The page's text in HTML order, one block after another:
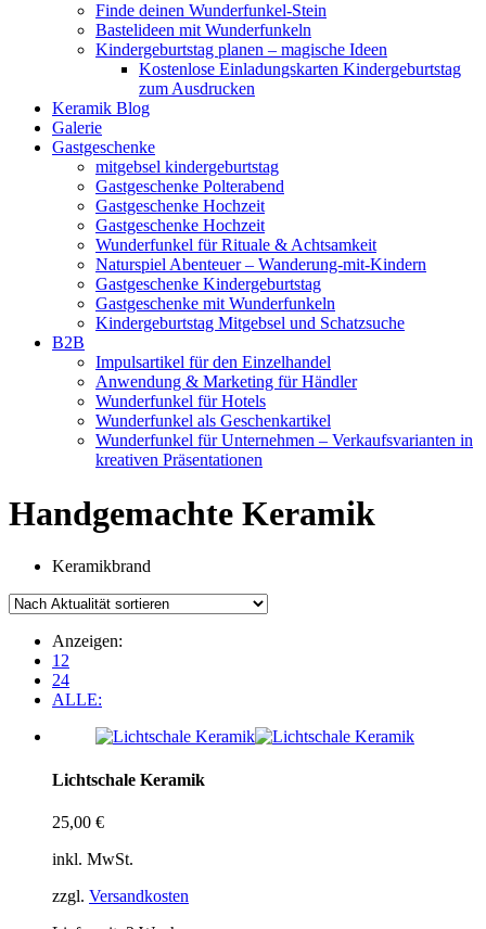
Finde deinen Wunderfunkel-Stein
Bastelideen mit Wunderfunkeln
Kindergeburtstag planen – magische Ideen
Kostenlose Einladungskarten Kindergeburtstag
zum Ausdrucken
Keramik Blog
Galerie
Gastgeschenke
mitgebsel kindergeburtstag
Gastgeschenke Polterabend
Gastgeschenke Hochzeit
Gastgeschenke Hochzeit
Wunderfunkel für Rituale & Achtsamkeit
Naturspiel Abenteuer – Wanderung-mit-Kindern
Gastgeschenke Kindergeburtstag
Gastgeschenke mit Wunderfunkeln
Kindergeburtstag Mitgebsel und Schatzsuche
B2B
Impulsartikel für den Einzelhandel
Anwendung & Marketing für Händler
Wunderfunkel für Hotels
Wunderfunkel als Geschenkartikel
Wunderfunkel für Unternehmen – Verkaufsvarianten in
kreativen Präsentationen
Handgemachte Keramik
Keramikbrand
Anzeigen:
12
24
ALLE:
Lichtschale Keramik
25,00 €
inkl. MwSt.
zzgl. Versandkosten